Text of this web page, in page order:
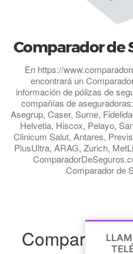
Comparador de
En https://
encontrará un
información de pólizas de
compañías de
Asegrup, Caser, Surne,
Helvetia, Hiscox, Pelayo,
Clinicum Salut, Antares,
PlusUltra, ARAG, Zurich,
Comparador de
Comparador